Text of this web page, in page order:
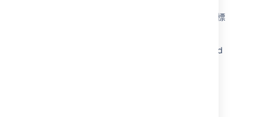
GoogleおよびMicrosoft広告向けパートナー商標
<PERSON_66> characters don't get rendered